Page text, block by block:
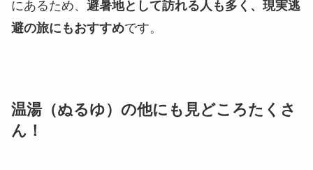
にあるため、 避暑地として訪れる人も多く、現実逃
避の旅にもおすすめです。
温湯（ぬるゆ）の他にも見どころたくさ
ん！